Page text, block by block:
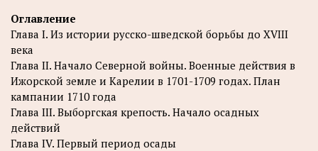
Оглавление
Глава I. Из истории русско-шведской борьбы до XVIII
века
Глава II. Начало Северной войны. Военные действия в
Ижорской земле и Карелии в 1701-1709 годах. План
кампании 1710 года
Глава III. Выборгская крепость. Начало осадных
действий
Глава IV. Первый период осады